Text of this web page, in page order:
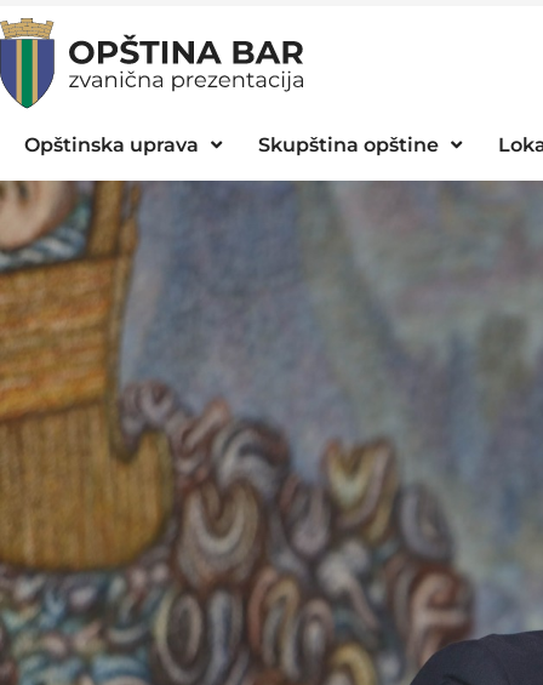
Opštinska uprava Skupština opštine